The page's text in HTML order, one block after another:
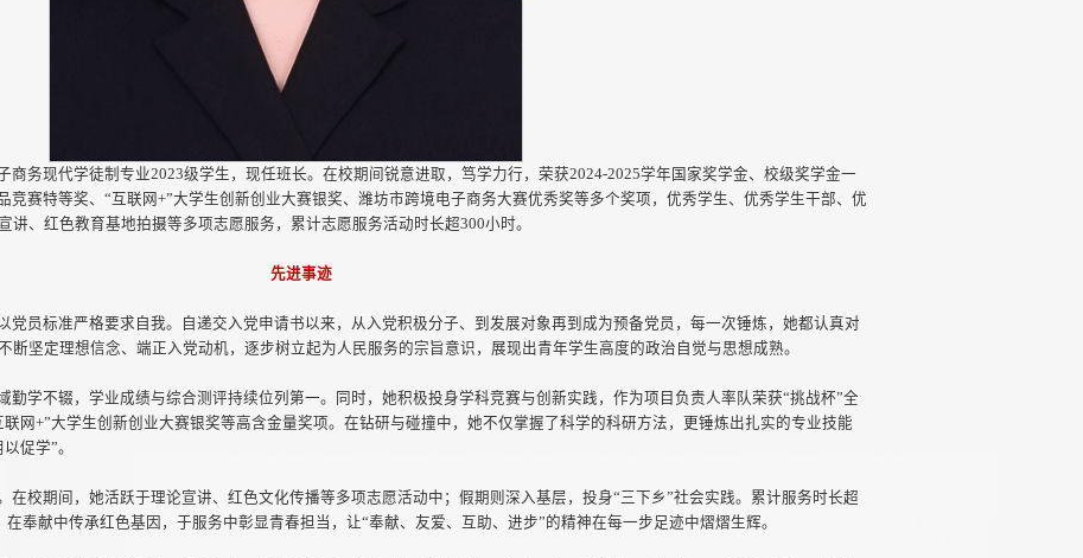
商务现代学徒制专业2023级学生，现任班长。在校期间锐意进取，笃学力行，荣获2024-2025学年国家奖学金、校级奖学金一
竞赛特等奖、“互联网+”大学生创新创业大赛银奖、潍坊市跨境电子商务大赛优秀奖等多个奖项，优秀学生、优秀学生干部、优
、红色教育基地拍摄等多项志愿服务，累计志愿服务活动时长超300小时。
先进事迹
党员标准严格要求自我。自递交入党申请书以来，从入党积极分子、到发展对象再到成为预备党员，每一次锤炼，她都认真对
断坚定理想信念、端正入党动机，逐步树立起为人民服务的宗旨意识，展现出青年学生高度的政治自觉与思想成熟。
勤学不辍，学业成绩与综合测评持续位列第一。同时，她积极投身学科竞赛与创新实践，作为项目负责人率队荣获“挑战杯”全
网+”大学生创新创业大赛银奖等高含金量奖项。在钻研与碰撞中，她不仅掌握了科学的科研方法，更锤炼出扎实的专业技能
促学”。
在校期间，她活跃于理论宣讲、红色文化传播等多项志愿活动中；假期则深入基层，投身“三下乡”社会实践。累计服务时长超
奉献中传承红色基因，于服务中彰显青春担当，让“奉献、友爱、互助、进步”的精神在每一步足迹中熠熠生辉。